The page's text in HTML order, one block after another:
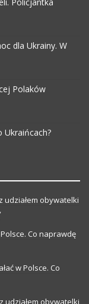
dla Ukrainy. W
Polaków
Ukraińcach?
udziałem obywatelki
Polsce. Co naprawdę
w Polsce. Co
udziałem obywatelki